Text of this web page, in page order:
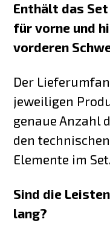
Enthält das
für vorne und
vorderen
Der
jeweiligen
genaue Anzahl
den
Elemente im Set.
Sind die
lang?